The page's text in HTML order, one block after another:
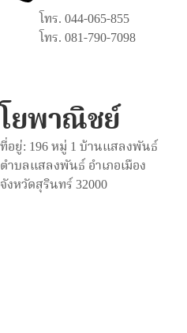
โทร. 044-065-855
โทร. 081-790-7098
โยพาณิชย์
ที่อยู่: 196 หมู่ 1 บ้านแสลงพันธ์
ตำบลแสลงพันธ์ อำเภอเมือง
จังหวัดสุรินทร์ 32000